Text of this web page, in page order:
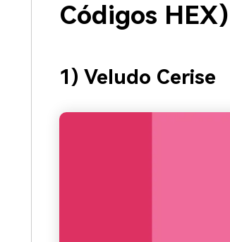
Códigos HEX)
1) Veludo Cerise